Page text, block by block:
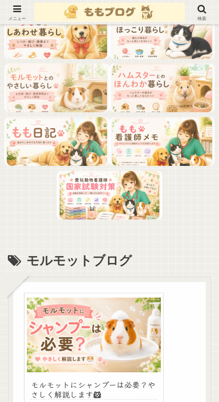
モルモットブログ
モルモットにシャンプーは必要？や
さしく解説します🐹
メニュー 検索